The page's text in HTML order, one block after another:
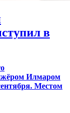
в
Илмаром
Местом